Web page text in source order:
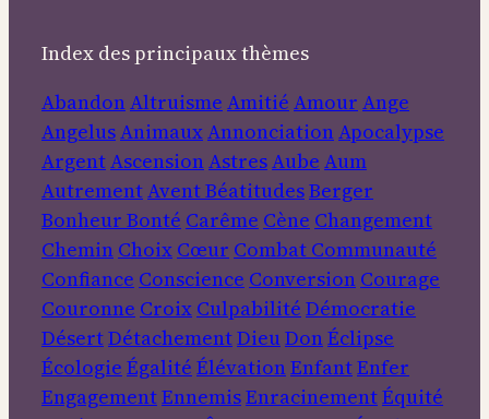
Index des principaux thèmes
AbandonAltruisme Amitié Amour Ange
AngelusAnimauxAnnonciationApocalypse
ArgentAscensionAstresAube Aum
AutrementAventBéatitudesBerger
Bonheur Bonté Carême Cène Changement
Chemin Choix Cœur Combat Communauté
Confiance Conscience Conversion Courage
Couronne Croix Culpabilité Démocratie
DésertDétachementDieuDonÉclipse
Écologie Égalité ÉlévationEnfantEnfer
EngagementEnnemisEnracinementÉquité